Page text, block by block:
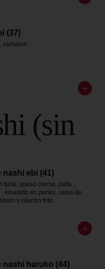
(37)
camaron
(sin
nashi ebi (41)
furai, queso crema, palta ,
envuelto en panko, salsa de
y cilantro frito
nashi haruko (44)